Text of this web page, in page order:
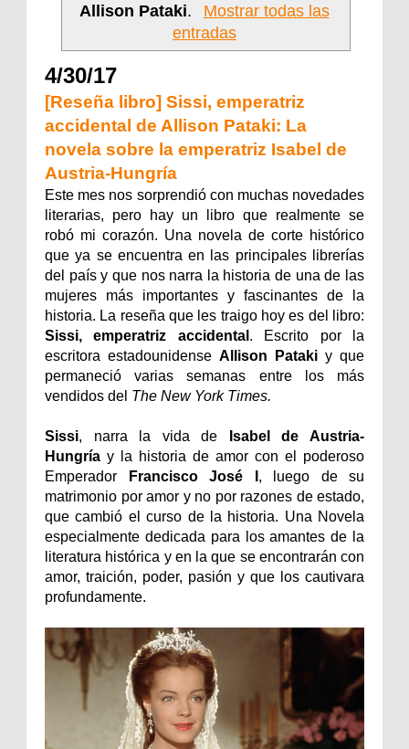
Allison Pataki.
Mostrar todas las
entradas
4/30/17
[Reseña libro] Sissi, emperatriz
accidental de Allison Pataki: La
novela sobre la emperatriz Isabel de
Austria-Hungría
Este mes nos sorprendió con muchas novedades
literarias, pero hay un libro que realmente se
robó mi corazón. Una novela de corte histórico
que ya se encuentra en las principales librerías
del país y que nos narra la historia de una de las
mujeres más importantes y fascinantes de la
historia. La reseña que les traigo hoy es del libro:
Sissi, emperatriz accidental . Escrito por la
escritora estadounidense Allison Pataki y que
permaneció varias semanas entre los más
vendidos del The New York Times.
Sissi, narra la vida de
Isabel de Austria-
Hungría y la historia de amor con el poderoso
Emperador
Francisco José I , luego de su
matrimonio por amor y no por razones de estado,
que cambió el curso de la historia. Una Novela
especialmente dedicada para los amantes de la
literatura histórica y en la que se encontrarán con
amor, traición, poder, pasión y que los cautivara
profundamente.